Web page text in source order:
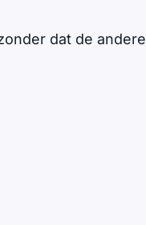
dat de andere